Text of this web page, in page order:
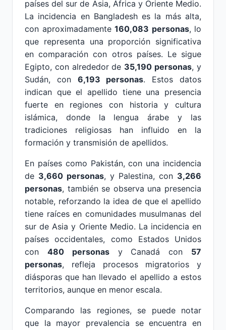
países del sur de Asia, África y Oriente Medio.
La incidencia en Bangladesh es la más alta,
con aproximadamente 160,083 personas, lo
que representa una proporción significativa
en comparación con otros países. Le sigue
Egipto, con alrededor de 35,190 personas, y
Sudán, con 6,193 personas. Estos datos
indican que el apellido tiene una presencia
fuerte en regiones con historia y cultura
islámica, donde la lengua árabe y las
tradiciones religiosas han influido en la
formación y transmisión de apellidos.
En países como Pakistán, con una incidencia
de 3,660 personas, y Palestina, con 3,266
personas, también se observa una presencia
notable, reforzando la idea de que el apellido
tiene raíces en comunidades musulmanas del
sur de Asia y Oriente Medio. La incidencia en
países occidentales, como Estados Unidos
con 480 personasy Canadá con 57
personas, refleja procesos migratorios y
diásporas que han llevado el apellido a estos
territorios, aunque en menor escala.
Comparando las regiones, se puede notar
que la mayor prevalencia se encuentra en